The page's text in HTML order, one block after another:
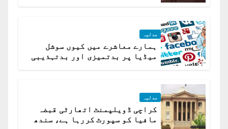
عدلیہ
ہمارے معاشرے میں کیوں سوشل
میڈیا پر بدتمیزی اور بدتہذیبی
عدلیہ
کراچی ڈویلپمنٹ اتھارٹی قبضہ
مافیا کو سپورٹ کررہا ہے، سندھ